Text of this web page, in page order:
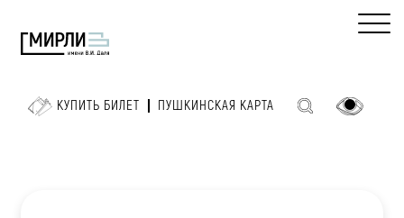
КУПИТЬ БИЛЕТ ПУШКИНСКАЯ КАРТА